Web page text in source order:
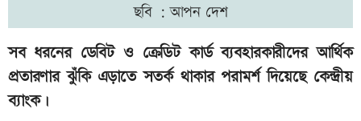
ছবি : আপন দেশ
সব ধরনের ডেবিট ও ক্রেডিট কার্ড ব্যবহারকারীদের আর্থিক
প্রতারণার ঝুঁকি এড়াতে সতর্ক থাকার পরামর্শ দিয়েছে কেন্দ্রীয়
ব্যাংক।